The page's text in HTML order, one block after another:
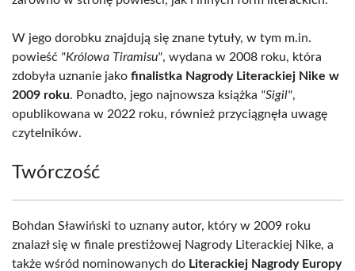
W jego dorobku znajdują się znane tytuły, w tym m.in.
powieść "Królowa Tiramisu", wydana w 2008 roku, która
zdobyła uznanie jako finalistka Nagrody Literackiej Nike w
2009 roku. Ponadto, jego najnowsza książka "Sigil",
opublikowana w 2022 roku, również przyciągnęła uwagę
czytelników.
Twórczość
Bohdan Sławiński to uznany autor, który w 2009 roku
znalazł się w finale prestiżowej Nagrody Literackiej Nike, a
także wśród nominowanych do Literackiej Nagrody Europy